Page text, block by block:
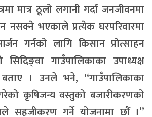
मात्र ठूलो लगानी गर्दा जनजीवनमा
नसक्ने भएकाले प्रत्येक घरपरिवारमा
गर्नको लागि किसान प्रोत्साहन
सिदिङ्वा गाउँपालिकाका उपाध्यक्ष
। उनले भने, “गाउँपालिकाका
कृषिजन्य वस्तुको बजारीकरणको
सहजीकरण गर्ने योजनामा छौँ ।”